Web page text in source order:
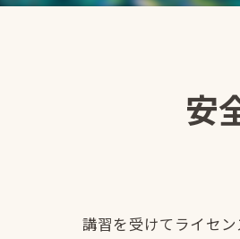
安
講習を受けてライセ